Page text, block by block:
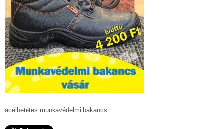
acélbetétes munkavédelmi bakancs